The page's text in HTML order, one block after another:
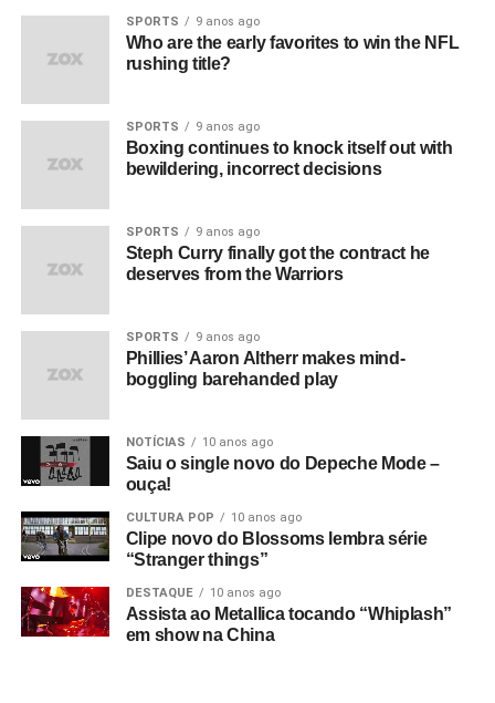
SPORTS 9 anos ago
Who are the early favorites to win the NFL
rushing title?
SPORTS 9 anos ago
Boxing continues to knock itself out with
bewildering, incorrect decisions
SPORTS 9 anos ago
Steph Curry finally got the contract he
deserves from the Warriors
SPORTS 9 anos ago
Phillies’ Aaron Altherr makes mind-
boggling barehanded play
NOTÍCIAS 10 anos ago
Saiu o single novo do Depeche Mode –
ouça!
CULTURA POP 10 anos ago
Clipe novo do Blossoms lembra série
“Stranger things”
DESTAQUE 10 anos ago
Assista ao Metallica tocando “Whiplash”
em show na China